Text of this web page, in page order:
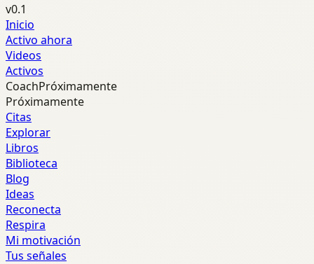
v0.1
Inicio
Activo ahora
Videos
Activos
CoachPróximamente
Próximamente
Citas
Explorar
Libros
Biblioteca
Blog
Ideas
Reconecta
Respira
Mi motivación
Tus señales